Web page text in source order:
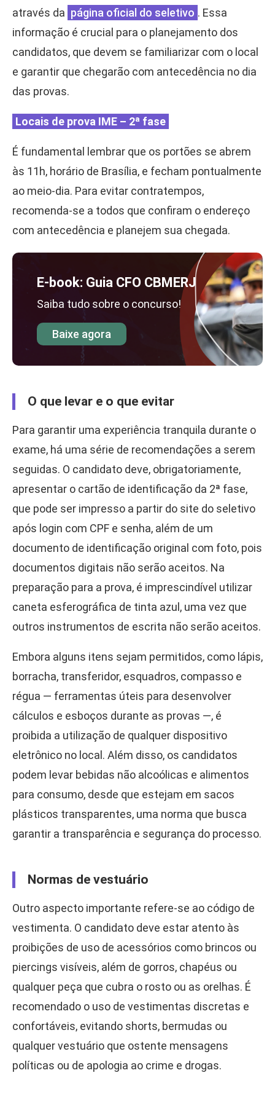
através da página oficial do seletivo . Essa
informação é crucial para o planejamento dos
candidatos, que devem se familiarizar com o local
e garantir que chegarão com antecedência no dia
das provas.
Locais de prova IME – 2ª fase
É fundamental lembrar que os portões se abrem
às 11h, horário de Brasília, e fecham pontualmente
ao meio-dia. Para evitar contratempos,
recomenda-se a todos que confiram o endereço
com antecedência e planejem sua chegada.
E-book: Guia CFO CBMERJ
Saiba tudo sobre o concurso!
Baixe agora
O que levar e o que evitar
Para garantir uma experiência tranquila durante o
exame, há uma série de recomendações a serem
seguidas. O candidato deve, obrigatoriamente,
apresentar o cartão de identificação da 2ª fase,
que pode ser impresso a partir do site do seletivo
após login com CPF e senha, além de um
documento de identificação original com foto, pois
documentos digitais não serão aceitos. Na
preparação para a prova, é imprescindível utilizar
caneta esferográfica de tinta azul, uma vez que
outros instrumentos de escrita não serão aceitos.
Embora alguns itens sejam permitidos, como lápis,
borracha, transferidor, esquadros, compasso e
régua — ferramentas úteis para desenvolver
cálculos e esboços durante as provas —, é
proibida a utilização de qualquer dispositivo
eletrônico no local. Além disso, os candidatos
podem levar bebidas não alcoólicas e alimentos
para consumo, desde que estejam em sacos
plásticos transparentes, uma norma que busca
garantir a transparência e segurança do processo.
Normas de vestuário
Outro aspecto importante refere-se ao código de
vestimenta. O candidato deve estar atento às
proibições de uso de acessórios como brincos ou
piercings visíveis, além de gorros, chapéus ou
qualquer peça que cubra o rosto ou as orelhas. É
recomendado o uso de vestimentas discretas e
confortáveis, evitando shorts, bermudas ou
qualquer vestuário que ostente mensagens
políticas ou de apologia ao crime e drogas.